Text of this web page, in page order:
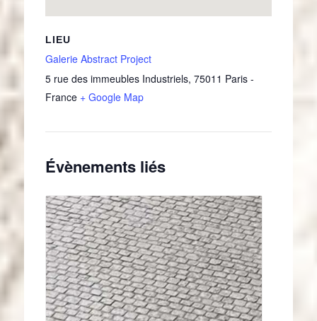
LIEU
Galerie Abstract Project
5 rue des immeubles Industriels, 75011 Paris -
France + Google Map
Évènements liés